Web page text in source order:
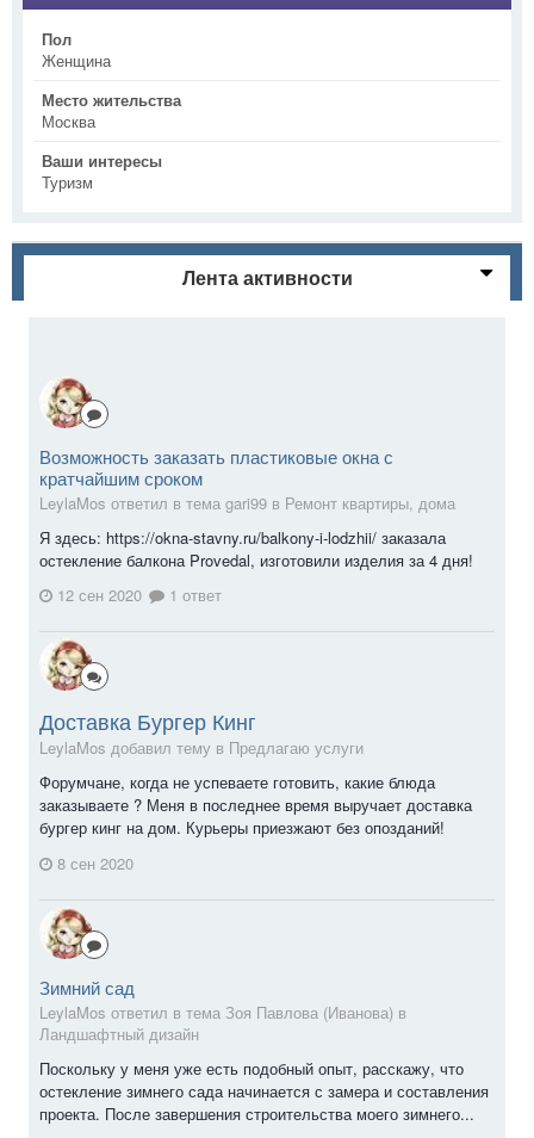
Пол
Женщина
Место жительства
Москва
Ваши интересы
Туризм
Лента активности
Возможность заказать пластиковые окна с
кратчайшим сроком
LeylaMos ответил в тема gari99 в Ремонт квартиры, дома
Я здесь: https://okna-stavny.ru/balkony-i-lodzhii/ заказала
остекление балкона Provedal, изготовили изделия за 4 дня!
12 сен 2020
1 ответ
Доставка Бургер Кинг
LeylaMos добавил тему в Предлагаю услуги
Форумчане, когда не успеваете готовить, какие блюда
заказываете ? Меня в последнее время выручает доставка
бургер кинг на дом. Курьеры приезжают без опозданий!
8 сен 2020
Зимний сад
LeylaMos ответил в тема Зоя Павлова (Иванова) в
Ландшафтный дизайн
Поскольку у меня уже есть подобный опыт, расскажу, что
остекление зимнего сада начинается с замера и составления
проекта. После завершения строительства моего зимнего...